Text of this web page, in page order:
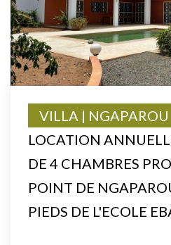
LOCATION
DE 4 CHAMBRES
POINT DE
PIEDS DE L'ECOLE
VILLA | NGAPAROU